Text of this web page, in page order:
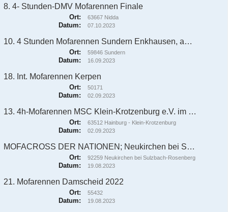
8. 4- Stunden-DMV Mofarennen Finale
63667 Nidda
Ort:
07.10.2023
Datum:
10. 4 Stunden Mofarennen Sundern Enkhausen, am 15.9.2023 und 16.09.2023
59846 Sundern
Ort:
16.09.2023
Datum:
18. Int. Mofarennen Kerpen
50171
Ort:
02.09.2023
Datum:
13. 4h-Mofarennen MSC Klein-Krotzenburg e.V. im DMV am 02.09.2023
63512 Hainburg - Klein-Krotzenburg
Ort:
02.09.2023
Datum:
MOFACROSS DER NATIONEN; Neukirchen bei Sulzbach-Rosenberg
92259 Neukirchen bei Sulzbach-Rosenberg
Ort:
19.08.2023
Datum:
21. Mofarennen Damscheid 2022
55432
Ort:
19.08.2023
Datum: